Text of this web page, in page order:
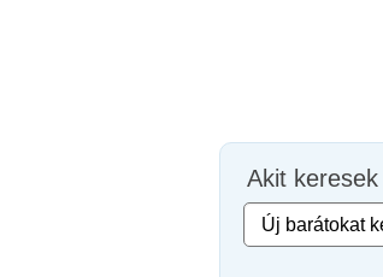
Akit keresek